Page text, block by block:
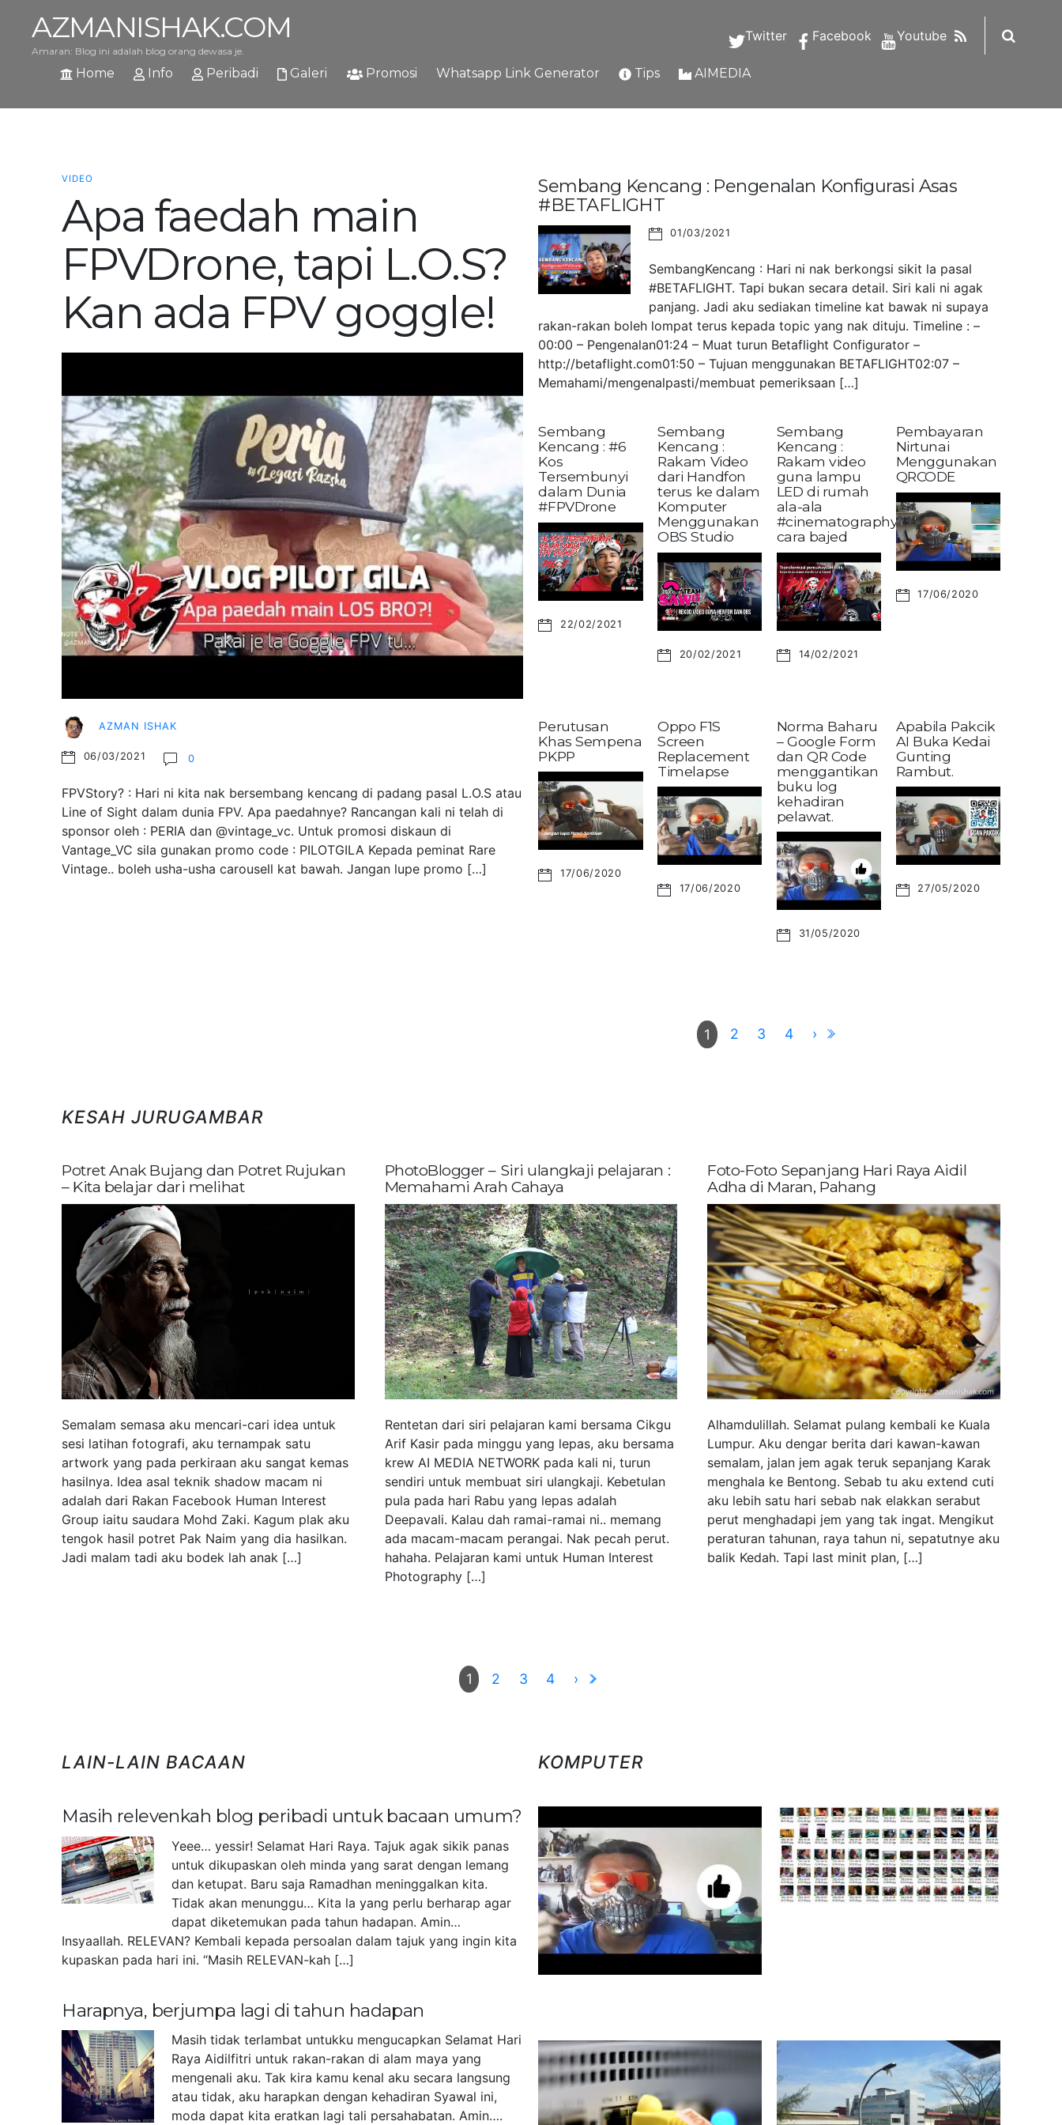
AZMANISHAK.COM
Amaran: Blog ini adalah blog orang dewasa je.
Twitter Facebook Youtube RSS
Home Info Peribadi Galeri Promosi Whatsapp Link Generator Tips AIMEDIA
VIDEO
Apa faedah main
FPVDrone, tapi L.O.S?
Kan ada FPV goggle!
AZMAN ISHAK
06/03/2021 0
FPVStory? : Hari ni kita nak bersembang kencang di padang pasal L.O.S atau
Line of Sight dalam dunia FPV. Apa paedahnye? Rancangan kali ni telah di
sponsor oleh : PERIA dan @vintage_vc. Untuk promosi diskaun di
Vantage_VC sila gunakan promo code : PILOTGILA Kepada peminat Rare
Vintage.. boleh usha-usha carousell kat bawah. Jangan lupe promo […]
Sembang Kencang : Pengenalan Konfigurasi Asas
#BETAFLIGHT
01/03/2021
SembangKencang : Hari ni nak berkongsi sikit la pasal
#BETAFLIGHT. Tapi bukan secara detail. Siri kali ni agak
panjang. Jadi aku sediakan timeline kat bawak ni supaya
rakan-rakan boleh lompat terus kepada topic yang nak dituju. Timeline : –
00:00 – Pengenalan01:24 – Muat turun Betaflight Configurator –
http://betaflight.com01:50 – Tujuan menggunakan BETAFLIGHT02:07 –
Memahami/mengenalpasti/membuat pemeriksaan […]
Sembang
Kencang : #6
Kos
Tersembunyi
dalam Dunia
#FPVDrone
22/02/2021
Sembang
Kencang :
Rakam Video
dari Handfon
terus ke dalam
Komputer
Menggunakan
OBS Studio
20/02/2021
Sembang
Kencang :
Rakam video
guna lampu
LED di rumah
ala-ala
#cinematography?
cara bajed
14/02/2021
Pembayaran
Nirtunai
Menggunakan
QRCODE
17/06/2020
Perutusan
Khas Sempena
PKPP
17/06/2020
Oppo F1S
Screen
Replacement
Timelapse
17/06/2020
Norma Baharu
– Google Form
dan QR Code
menggantikan
buku log
kehadiran
pelawat.
31/05/2020
Apabila Pakcik
AI Buka Kedai
Gunting
Rambut.
27/05/2020
1 2 3 4 ›
KESAH JURUGAMBAR
Potret Anak Bujang dan Potret Rujukan
– Kita belajar dari melihat
Semalam semasa aku mencari-cari idea untuk
sesi latihan fotografi, aku ternampak satu
artwork yang pada perkiraan aku sangat kemas
hasilnya. Idea asal teknik shadow macam ni
adalah dari Rakan Facebook Human Interest
Group iaitu saudara Mohd Zaki. Kagum plak aku
tengok hasil potret Pak Naim yang dia hasilkan.
Jadi malam tadi aku bodek lah anak […]
PhotoBlogger – Siri ulangkaji pelajaran :
Memahami Arah Cahaya
Rentetan dari siri pelajaran kami bersama Cikgu
Arif Kasir pada minggu yang lepas, aku bersama
krew AI MEDIA NETWORK pada kali ni, turun
sendiri untuk membuat siri ulangkaji. Kebetulan
pula pada hari Rabu yang lepas adalah
Deepavali. Kalau dah ramai-ramai ni.. memang
ada macam-macam perangai. Nak pecah perut.
hahaha. Pelajaran kami untuk Human Interest
Photography […]
Foto-Foto Sepanjang Hari Raya Aidil
Adha di Maran, Pahang
Alhamdulillah. Selamat pulang kembali ke Kuala
Lumpur. Aku dengar berita dari kawan-kawan
semalam, jalan jem agak teruk sepanjang Karak
menghala ke Bentong. Sebab tu aku extend cuti
aku lebih satu hari sebab nak elakkan serabut
perut menghadapi jem yang tak ingat. Mengikut
peraturan tahunan, raya tahun ni, sepatutnye aku
balik Kedah. Tapi last minit plan, […]
1 2 3 4 ›
LAIN-LAIN BACAAN
Masih relevenkah blog peribadi untuk bacaan umum?
Yeee… yessir! Selamat Hari Raya. Tajuk agak sikik panas
untuk dikupaskan oleh minda yang sarat dengan lemang
dan ketupat. Baru saja Ramadhan meninggalkan kita.
Tidak akan menunggu… Kita la yang perlu berharap agar
dapat diketemukan pada tahun hadapan. Amin…
Insyaallah. RELEVAN? Kembali kepada persoalan dalam tajuk yang ingin kita
kupaskan pada hari ini. “Masih RELEVAN-kah […]
Harapnya, berjumpa lagi di tahun hadapan
Masih tidak terlambat untukku mengucapkan Selamat Hari
Raya Aidilfitri untuk rakan-rakan di alam maya yang
mengenali aku. Tak kira kamu kenal aku secara langsung
atau tidak, aku harapkan dengan kehadiran Syawal ini,
moda dapat kita eratkan lagi tali persahabatan. Amin….
KOMPUTER